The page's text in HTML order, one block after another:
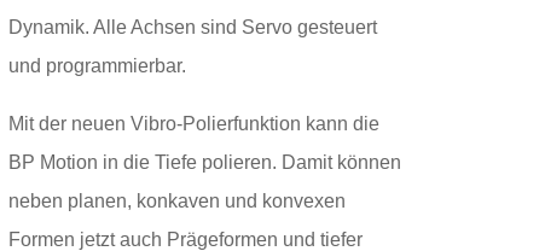
Dynamik. Alle Achsen sind Servo gesteuert
und programmierbar.
Mit der neuen Vibro-Polierfunktion kann die
BP Motion in die Tiefe polieren. Damit können
neben planen, konkaven und konvexen
Formen jetzt auch Prägeformen und tiefer